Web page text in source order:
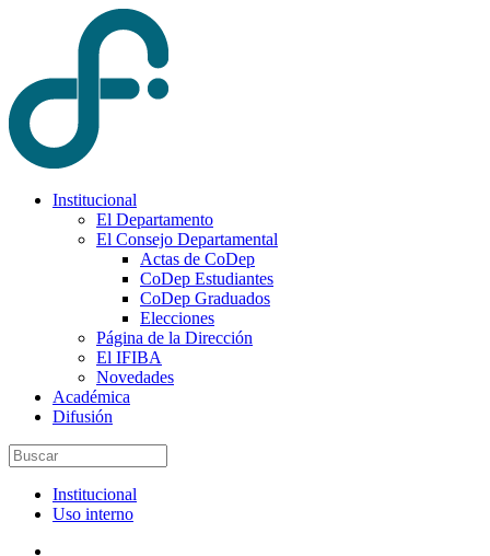
Institucional
El Departamento
El Consejo Departamental
Actas de CoDep
CoDep Estudiantes
CoDep Graduados
Elecciones
Página de la Dirección
El IFIBA
Novedades
Académica
Difusión
Institucional
Uso interno